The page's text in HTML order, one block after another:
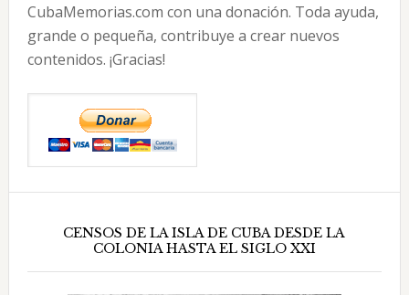
CubaMemorias.com con una donación. Toda ayuda,
grande o pequeña, contribuye a crear nuevos
contenidos. ¡Gracias!
CENSOS DE LA ISLA DE CUBA DESDE LA
COLONIA HASTA EL SIGLO XXI